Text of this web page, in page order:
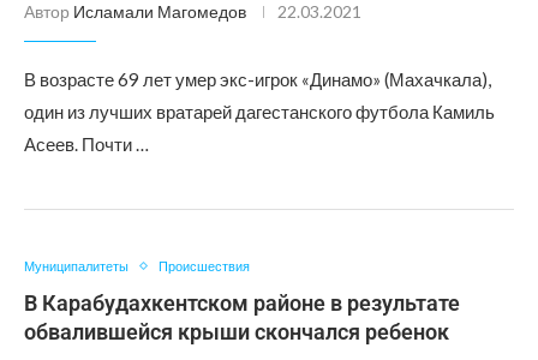
Автор Исламали Магомедов 22.03.2021
В возрасте 69 лет умер экс-игрок «Динамо» (Махачкала),
один из лучших вратарей дагестанского футбола Камиль
Асеев. Почти …
Муниципалитеты Происшествия
В Карабудахкентском районе в результате
обвалившейся крыши скончался ребенок